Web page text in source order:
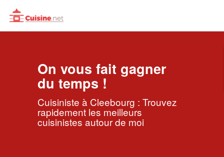
search
On vous fait gagner
du temps !
Cuisiniste à Cleebourg : Trouvez
rapidement les meilleurs
cuisinistes autour de moi